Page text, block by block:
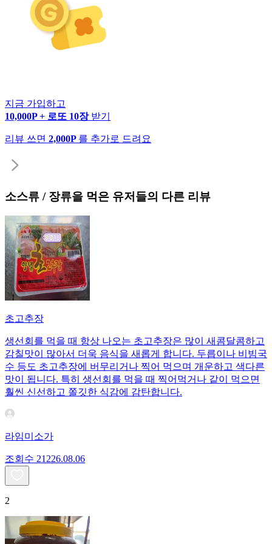
지금 가입하고
10,000P + 로또 10장 받기
리뷰 쓰면 2,000P 를 추가로 드려요
소스류 / 장류을 먹은 유저들의 다른 리뷰
초고추장
생선회를 먹을 때 항상 나오는 초고추장은 많이 새콤달콤하고
감칠맛이 많아서 더욱 음식을 새롭게 합니다. 두릅이나 비빔국
수 등도 초고추장에 버무리거나 찍어 먹으며 개운하고 색다른
맛이 됩니다. 특히 생선회를 먹을 때 찍어먹거나 같이 먹으면
훨씬 신선하고 쫄깃한 식감에 감탄합니다.
라임미소가
조회수 21226.08.06
2